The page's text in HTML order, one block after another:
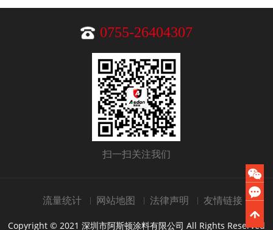
0755-26404307
扫一扫关注我们
流量统计 网站地图 法律声明 友情链接
Copyright © 2021 深圳市阿斯顿涂料有限公司 All Rights Reserved